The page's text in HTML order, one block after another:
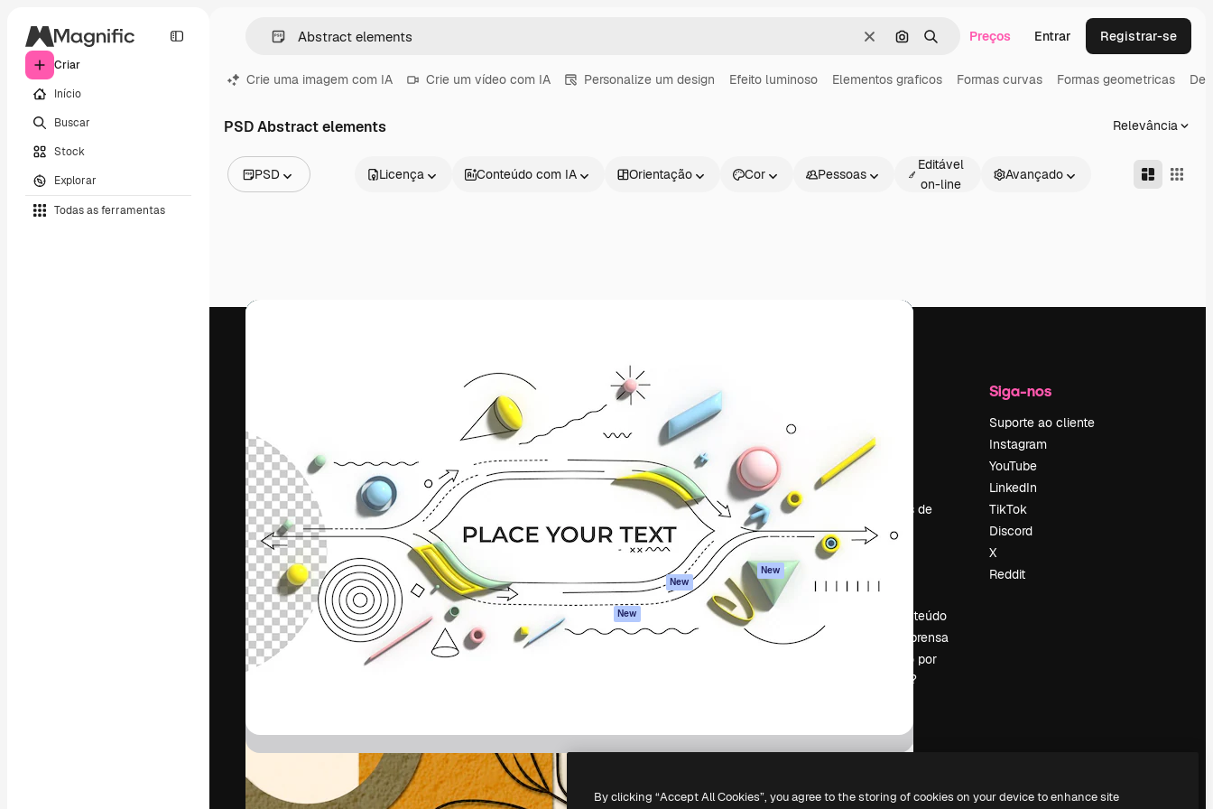
Criar
Início
Buscar
Stock
Explorar
Todas as ferramentas
LimparPesquisar por imagem
BuscarPreços Entrar Registrar-se
Crie uma imagem com IA Crie um vídeo com IA Personalize um design Efeito luminoso Elementos graficos Formas curvas Formas geometricas
PSD Abstract elements Relevância
PSD
Vídeos
Licença Conteúdo com IA Orientação Cor Pessoas
Editável
on-line
Avançado
A plataforma criativa para você direcionar
seu melhor trabalho. Mais de 1 milhão de
assinantes entre criativos, empresas,
agências e estúdios.
Português
Produtos
Spaces
Assistente de IA
Gerador de
imagens
Gerador de vídeos
Texto para voz
Conteúdo de stock
Claude/ChatGPT
New
New
API
Começar
Academy
Documentação
Atendimento
Termos e
condições
Política de
privacidade
Originais New
Política de cookies
Central de
confiabilidade
Sobre nós
Reviews
Tendências de
pesquisa
Slidesgo
Vender conteúdo
Sala de imprensa
Procurando por
magnific.ai?
Siga-nos
Suporte ao cliente
Instagram
YouTube
LinkedIn
TikTok
Discord
X
Reddit
Copyright © 2010-2026Freepik Company S.L.U.Todos os direitos reservados.
By clicking “Accept All Cookies”, you agree to the storing of cookies on your device to enhance site